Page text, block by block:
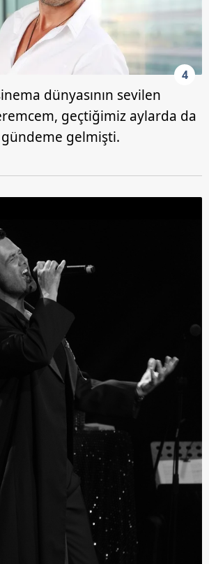
4
dünyasının sevilen
geçtiğimiz aylarda da
gelmişti.